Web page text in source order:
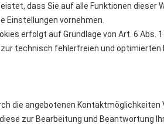
dass Sie auf alle Funktionen dieser
Einstellungen vornehmen.
erfolgt auf Grundlage von Art. 6 Abs.
technisch fehlerfreien und optimierten
die angebotenen Kontaktmöglichkeiten
zur Bearbeitung und Beantwortung